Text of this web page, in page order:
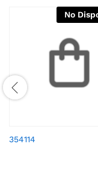
No
354114